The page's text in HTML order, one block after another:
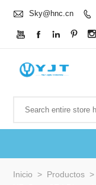
 Sky@hnc.cn 
    
Inicio > Productos >